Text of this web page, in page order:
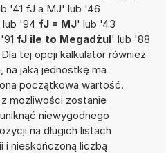
'41 fJ a MJ' lub '46
'94 fJ = MJ' lub '43
fJ ile to Megadżul' lub '88
tej opcji kalkulator również
na jaką jednostkę ma
początkowa wartość.
możliwości zostanie
niewygodnego
na długich listach
i nieskończoną liczbą